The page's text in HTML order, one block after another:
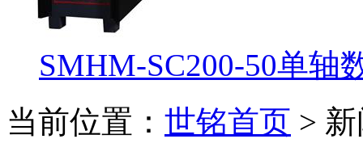
SMHM-SC200-50单轴
当前位置： 世铭首页 >